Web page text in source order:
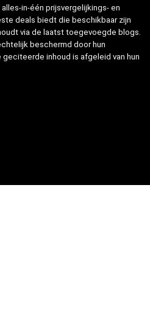
in-één prijsvergelijkings- en
deals biedt die beschikbaar zijn
via de laatst toegevoegde blogs.
beschermd door hun
inhoud is afgeleid van hun